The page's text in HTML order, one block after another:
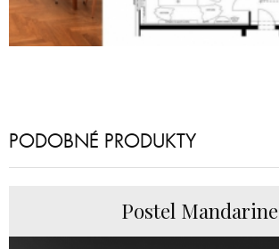
PODOBNÉ PRODUKTY
Postel Mandarine